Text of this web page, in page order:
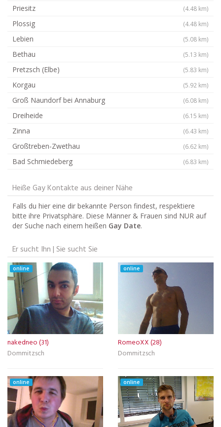
Priesitz (4.48 km)
Plossig (4.48 km)
Lebien (5.08 km)
Bethau (5.13 km)
Pretzsch (Elbe) (5.83 km)
Korgau (5.92 km)
Groß Naundorf bei Annaburg (6.08 km)
Dreiheide (6.15 km)
Zinna (6.43 km)
Großtreben-Zwethau (6.62 km)
Bad Schmiedeberg (6.83 km)
Heiße Gay Kontakte aus deiner Nähe
Falls du hier eine dir bekannte Person findest, respektiere
bitte ihre Privatsphäre. Diese Männer & Frauen sind NUR auf
der Suche nach einem heißen Gay Date.
Er sucht Ihn | Sie sucht Sie
online
nakedneo (31)
Dommitzsch
online
RomeoXX (28)
Dommitzsch
online online